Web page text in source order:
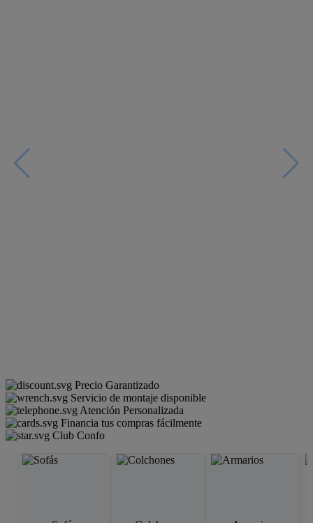
Precio Garantizado
Servicio de montaje disponible
Atención Personalizada
Financia tus compras fácilmente
Club Confo